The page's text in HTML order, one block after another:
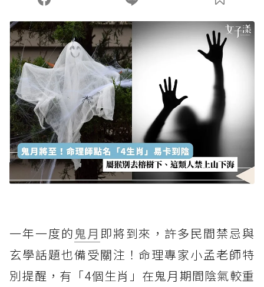
一年一度的鬼月 即將到來，許多民間禁忌與
玄學話題也備受關注！命理專家小孟老師特
別提醒，有「4個生肖」在鬼月期間陰氣較重